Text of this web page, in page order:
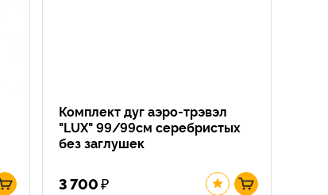
Комплект дуг аэро-трэвэл
"LUX" 99/99см серебристых
без заглушек
3 700₽